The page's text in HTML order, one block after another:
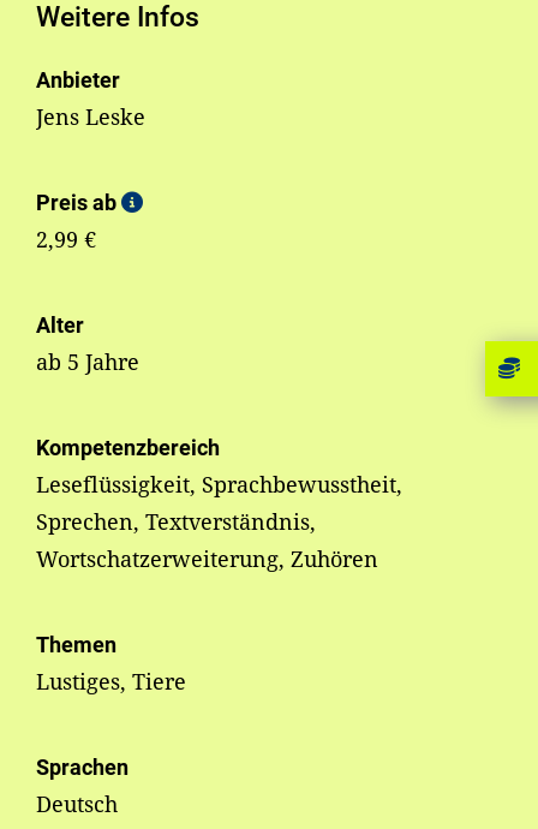
Weitere Infos
Anbieter
Jens Leske
Preis ab
2,99 €
Alter
ab 5 Jahre
Kompetenzbereich
Leseflüssigkeit, Sprachbewusstheit,
Sprechen, Textverständnis,
Wortschatzerweiterung, Zuhören
Themen
Lustiges, Tiere
Sprachen
Deutsch